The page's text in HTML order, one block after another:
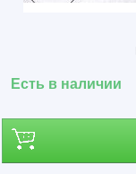
Есть в наличии